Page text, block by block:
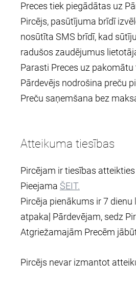
Preces tiek piegādātas uz
Pircējs, pasūtījuma brīdī
nosūtīta SMS brīdī, kad
radušos zaudējumus
Parasti Preces uz
Pārdevējs nodrošina preču
Preču saņemšana bez
Atteikuma tiesības
Pircējam ir tiesības
Pieejama ŠEIT.
Pircēja pienākums ir 7
atpakaļ Pārdevējam, sedz
Atgriežamajām Precēm
Pircējs nevar izmantot